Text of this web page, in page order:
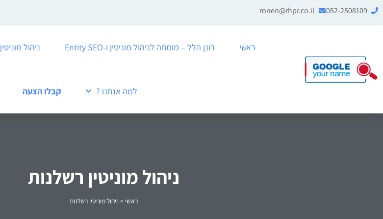
052-2508109
ronen@rhpr.co.il
ראשי רונן הלל – מומחה לניהול מוניטין ו-Entity SEO ניהול מוניטין
למה אנחנו ? קבלו הצעה
ניהול מוניטין רשלנות
ראשי > ניהול מוניטין רשלנות